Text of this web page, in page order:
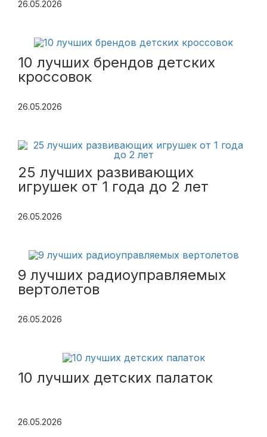
26.05.2026
10 лучших брендов детских
кроссовок
26.05.2026
25 лучших развивающих
игрушек от 1 года до 2 лет
26.05.2026
9 лучших радиоуправляемых
вертолетов
26.05.2026
10 лучших детских палаток
26.05.2026